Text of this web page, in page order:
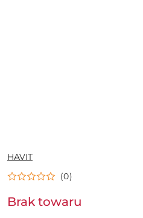
NAZWA
PRODUCENTA:
HAVIT
(0)
Brak towaru